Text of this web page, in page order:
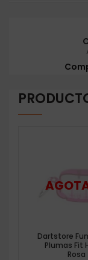
Dartstore
Plumas Fit
Rosa